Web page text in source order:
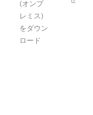
(オンプ
レミス)
をダウン
ロード